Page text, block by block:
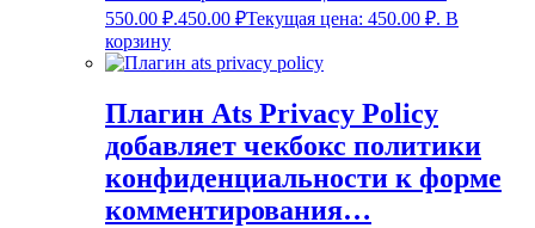
550.00 ₽.450.00 ₽Текущая цена: 450.00 ₽. В
корзину
Плагин Ats Privacy Policy
добавляет чекбокс политики
конфиденциальности к форме
комментирования…